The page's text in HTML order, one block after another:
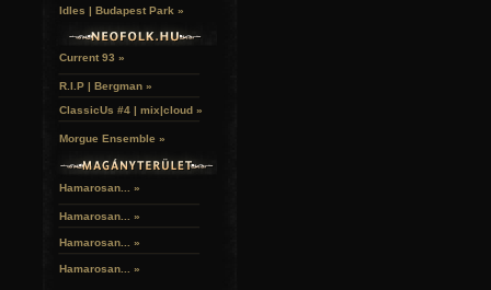
Idles | Budapest Park »
Current 93 »
R.I.P | Bergman »
ClassicUs #4 | mix|cloud »
Morgue Ensemble »
Hamarosan... »
Hamarosan... »
Hamarosan... »
Hamarosan... »